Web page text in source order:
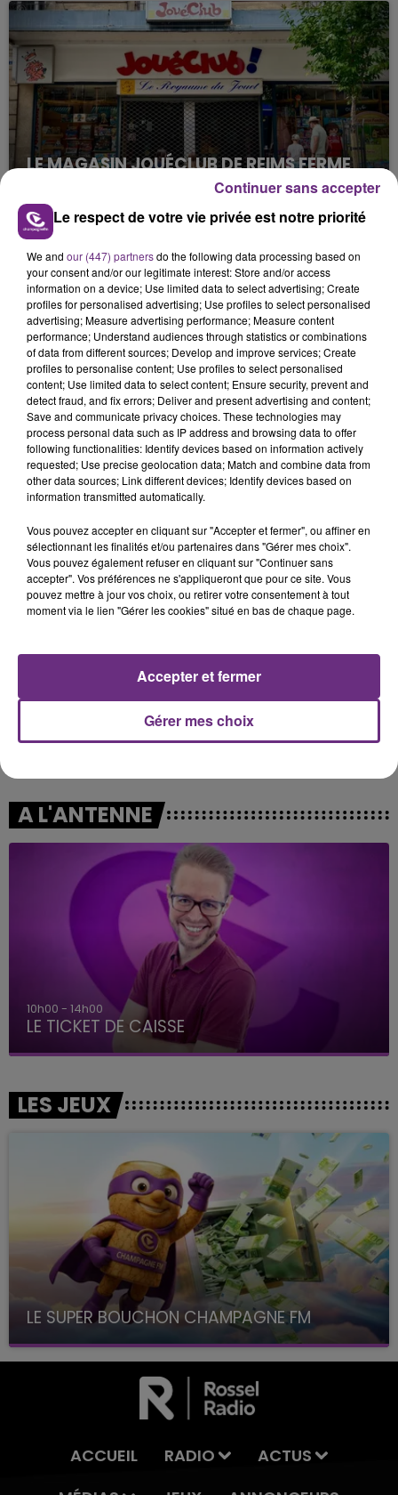
nucléaire ardennaise est à l'arrêt. Une situation
justifiée par la sécheresse intense qui est toujours
présente.
LE MAGASIN JOUÉCLUB DE REIMS FERME
C'était l'une des institutions du centre-ville
rémois. Le magasin JouéClub est contraint de
fermer ses portes.
TITRES DIFFUSÉS
19h48
19h48
JEREMY FREROT
19h45
19h45
19h42
19h42
ANGELE & JUSTICE
19h40
19h40
LOREEN
A L'ANTENNE
10h00 - 14h00
LE TICKET DE CAISSE
LES JEUX
LE SUPER BOUCHON CHAMPAGNE FM
avec La Famille Champagne FM, à 8H10
ACCUEIL RADIO
ACTUS
Le respect de votre vie privée est notre priorité
We and our (447) partnersdo the following data processing based on
your consent and/or our legitimate interest: Store and/or access
information on a device; Use limited data to select advertising; Create
profiles for personalised advertising; Use profiles to select personalised
advertising; Measure advertising performance; Measure content
performance; Understand audiences through statistics or combinations
of data from different sources; Develop and improve services; Create
profiles to personalise content; Use profiles to select personalised
content; Use limited data to select content; Ensure security, prevent and
detect fraud, and fix errors; Deliver and present advertising and content;
Save and communicate privacy choices. These technologies may
process personal data such as IP address and browsing data to offer
following functionalities: Identify devices based on information actively
requested; Use precise geolocation data; Match and combine data from
other data sources; Link different devices; Identify devices based on
information transmitted automatically.
Vous pouvez accepter en cliquant sur "Accepter et fermer", ou affiner en
sélectionnant les finalités et/ou partenaires dans "Gérer mes choix".
Vous pouvez également refuser en cliquant sur "Continuer sans
accepter". Vos préférences ne s'appliqueront que pour ce site. Vous
pouvez mettre à jour vos choix, ou retirer votre consentement à tout
moment via le lien "Gérer les cookies" situé en bas de chaque page.
Gérer mes choix
Accepter et fermer
Continuer sans accepter